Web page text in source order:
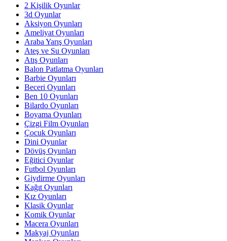
2 Kişilik Oyunlar
3d Oyunlar
Aksiyon Oyunları
Ameliyat Oyunları
Araba Yarış Oyunları
Ateş ve Su Oyunları
Atış Oyunları
Balon Patlatma Oyunları
Barbie Oyunları
Beceri Oyunları
Ben 10 Oyunları
Bilardo Oyunları
Boyama Oyunları
Çizgi Film Oyunları
Çocuk Oyunları
Dini Oyunlar
Dövüş Oyunları
Eğitici Oyunlar
Futbol Oyunları
Giydirme Oyunları
Kağıt Oyunları
Kız Oyunları
Klasik Oyunlar
Komik Oyunlar
Macera Oyunları
Makyaj Oyunları